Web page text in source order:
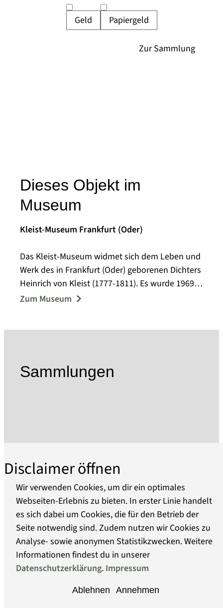
Geld Papiergeld
Dieses Objekt im
Museum
Kleist-Museum Frankfurt (Oder)
Das Kleist-Museum widmet sich dem Leben und
Werk des in Frankfurt (Oder) geborenen Dichters
Heinrich von Kleist (1777-1811). Es wurde 1969
im Gebäude der ehemaligen Garnisonschule
Bundesregierung verzeichnet.
Mit über 34.000 Bestandseinheiten in der
vornehmlich auf den Erwerb von Primär- und
Sekundärzeugnissen zu Leben und Werk
Heinrich von Kleists. Dies schließt Werke der
bildenden Kunst sowie auch Zeugnisse der
darstellenden Kunst und der Musik ein.
Darüber hinaus ist das Museum dem Erbe der
Dichter Ewald Christian und Franz Alexander von
Kleist sowie Caroline und Friedrich de la Motte
Fouqué verpflichtet. Seit 1996 befindet sich der
Dauerleihgabe der "Stiftung Zentral- und
Zum Museum
Sammlungen
Über uns
Barrierefreiheit
Datenschutz
Disclaimer öffnen
Wir verwenden Cookies, um dir ein optimales
Webseiten-Erlebnis zu bieten. In erster Linie handelt
es sich dabei um Cookies, die für den Betrieb der
Seite notwendig sind. Zudem nutzen wir Cookies zu
Analyse- sowie anonymen Statistikzwecken. Weitere
Informationen findest du in unserer
Datenschutzerklärung. Impressum
Ablehnen Annehmen